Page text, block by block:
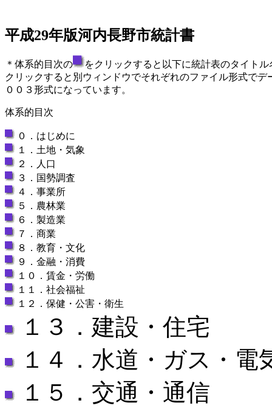
平成29年版河内長野市統計書
＊体系的目次の
をクリックすると以下に統計表のタイト
クリックすると別ウィンドウでそれぞれのファイル形式で
００３形式になっています。
体系的目次
０．はじめに
１．土地・気象
２．人口
３．国勢調査
４．事業所
５．農林業
６．製造業
７．商業
８．教育・文化
９．金融・消費
１０．賃金・労働
１１．社会福祉
１２．保健・公害・衛生
１３．建設・住宅
１４．水道・ガス・電
１５．交通・通信